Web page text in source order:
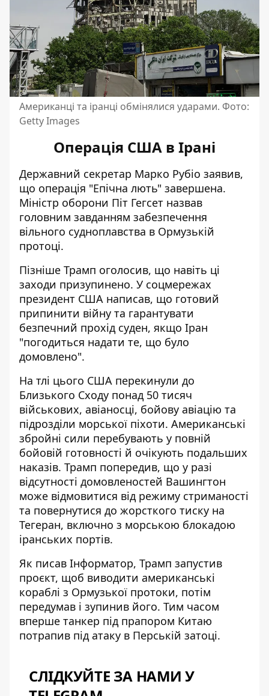
Американці та іранці обмінялися ударами. Фото:
Getty Images
Операція США в Ірані
Державний секретар Марко Рубіо заявив,
що операція "Епічна лють" завершена.
Міністр оборони Піт Гегсет назвав
головним завданням забезпечення
вільного судноплавства в Ормузькій
протоці.
Пізніше Трамп оголосив, що навіть ці
заходи призупинено. У соцмережах
президент США написав, що готовий
припинити війну та гарантувати
безпечний прохід суден, якщо Іран
"погодиться надати те, що було
домовлено".
На тлі цього США перекинули до
Близького Сходу понад 50 тисяч
військових, авіаносці, бойову авіацію та
підрозділи морської піхоти. Американські
збройні сили перебувають у повній
бойовій готовності й очікують подальших
наказів. Трамп попередив, що у разі
відсутності домовленостей Вашингтон
може відмовитися від режиму стриманості
та повернутися до жорсткого тиску на
Тегеран, включно з морською блокадою
іранських портів.
Як писав Інформатор, Трамп запустив
проєкт, щоб виводити американські
кораблі з Ормузької протоки, потім
передумав і зупинив його. Тим часом
вперше танкер під прапором Китаю
потрапив під атаку в Перській затоці.
СЛІДКУЙТЕ ЗА НАМИ У